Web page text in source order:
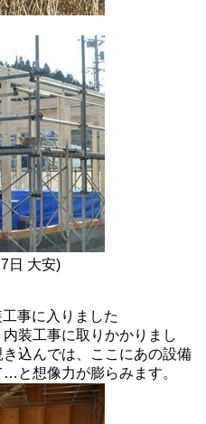
日 大安)
事に入りました
装工事に取りかかりまし
込んでは、ここにあの設備
と想像力が膨らみます。